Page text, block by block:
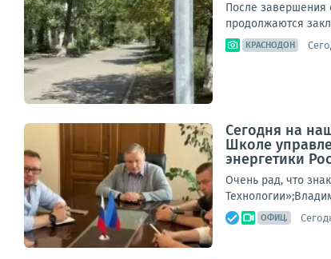
После завершения
продолжаются
КРАСНОДОН
Сегодня на
Школе
энергетики
Очень рад, что
ОФИЦ.